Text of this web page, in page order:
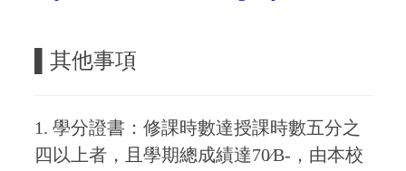
其他事項
1. 學分證書：修課時數達授課時數五分之
四以上者，且學期總成績達70∕B-，由本校